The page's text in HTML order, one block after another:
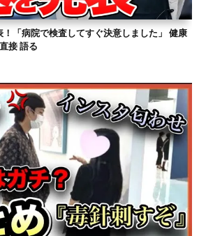
！「病院で検査してすぐ決意しました」 健康
接 語る